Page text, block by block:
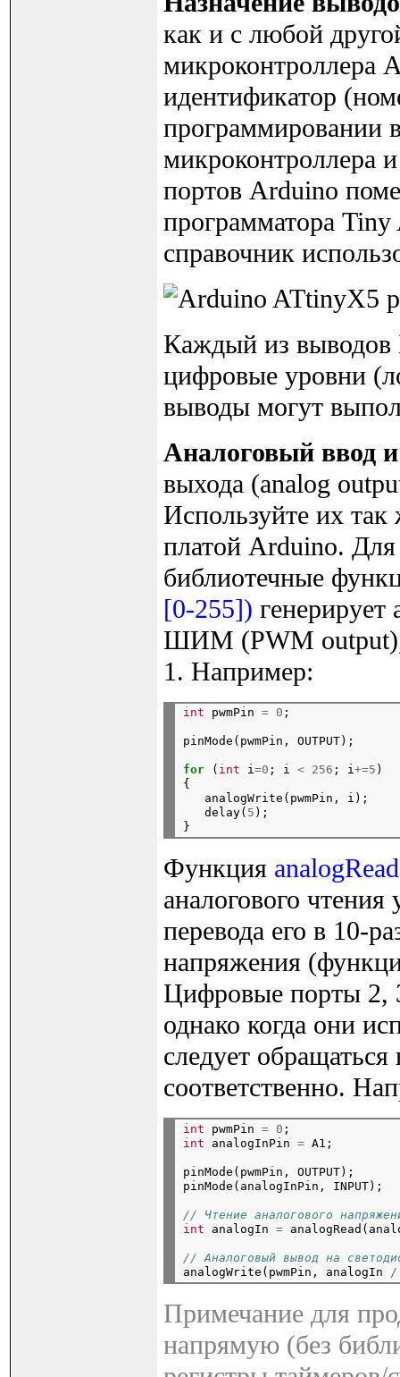
как и с любой
микроконтроллера
идентификатор
программировании
микроконтроллера
портов Arduino
программатора
справочник
Каждый из выводов
цифровые уровни
выводы могут
Аналоговый ввод
выхода (analog
Используйте их так
платой Arduino.
библиотечные
[0-255])
ШИМ (PWM output),
1. Например:
int pwmPin = 0
pinMode(pwmPin, OUTPUT);
for ( int i=0 ; i < 256 ; i+=5 )
{
   analogWrite(pwmPin, i);
   delay(
5 );
Функция
аналогового
перевода его в 10-
напряжения
Цифровые порты 2,
однако когда они
следует
соответственно.
int pwmPin = 0 ;
int analogInPin =
pinMode(pwmPin, OUTPUT);
pinMode(analogInPin, INPUT);
// Чтение аналогового
int analogIn =
// Аналоговый вывод на
analogWrite(pwmPin, analogIn
/
Примечание для
напрямую (без